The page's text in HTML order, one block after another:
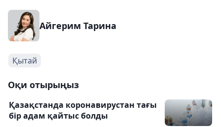
Айгерим Тарина
Қытай
Оқи отырыңыз
Қазақстанда коронавирустан тағы
бір адам қайтыс болды